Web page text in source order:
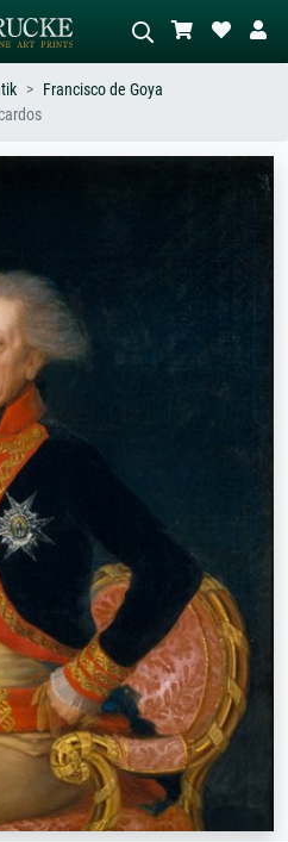
Beschreiben Sie die Szene – z.B. Grüne
Francisco de Goya